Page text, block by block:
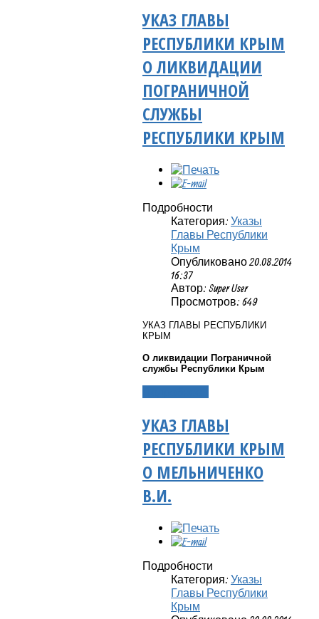
УКАЗ ГЛАВЫ
РЕСПУБЛИКИ КРЫМ
О ЛИКВИДАЦИИ
ПОГРАНИЧНОЙ
СЛУЖБЫ
РЕСПУБЛИКИ КРЫМ
Подробности
Категория: Указы
Главы Республики
Крым
Опубликовано 20.08.2014
16:37
Автор: Super User
Просмотров: 649
УКАЗ ГЛАВЫ РЕСПУБЛИКИ
КРЫМ
О ликвидации Пограничной
службы Республики Крым
УКАЗ ГЛАВЫ
РЕСПУБЛИКИ КРЫМ
О МЕЛЬНИЧЕНКО
В.И.
Подробности
Категория: Указы
Главы Республики
Крым